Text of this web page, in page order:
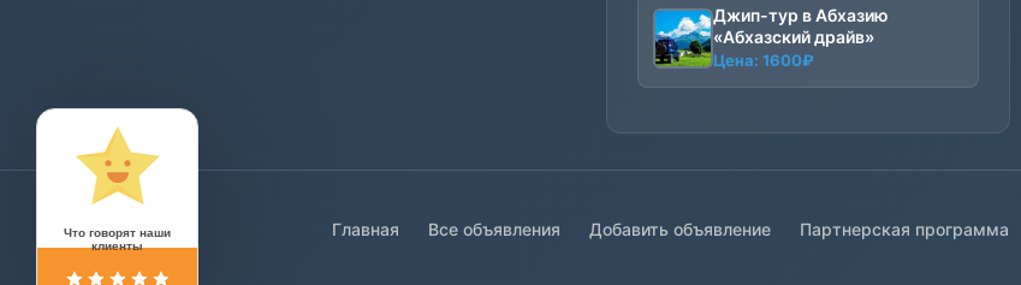
–
Джип-тур в Абхазию
«Абхазский драйв»
Цена: 1600₽
Главная Все объявления Добавить объявление Партнерская программа
Что говорят наши
клиенты